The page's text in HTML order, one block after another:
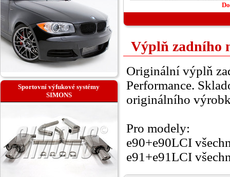
Výplň zadního
Originální výplň
Performance.
originálního
Pro modely:
e90+e90LCI
e91+e91LCI
Sportovní výfukové systémy
SIMONS